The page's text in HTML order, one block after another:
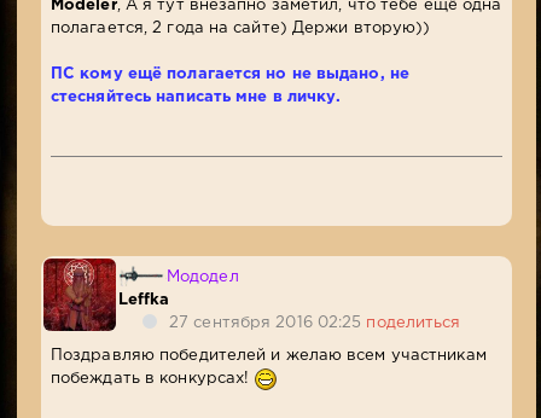
Modeler, А я тут внезапно заметил, что тебе ещё одна
полагается, 2 года на сайте) Держи вторую))
ПС кому ещё полагается но не выдано, не
стесняйтесь написать мне в личку.
Мододел
Leffka
27 сентября 2016 02:25 поделиться
Поздравляю победителей и желаю всем участникам
побеждать в конкурсах!